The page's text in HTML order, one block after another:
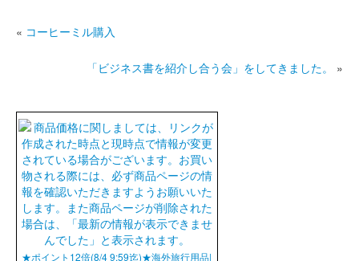
« コーヒーミル購入
「ビジネス書を紹介し合う会」をしてきました。 »
★ポイント12倍(8/4 9:59迄)★海外旅行用品|